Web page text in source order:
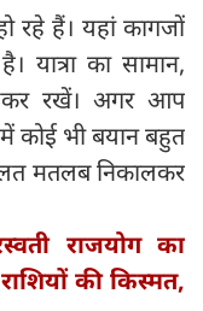
रहे हैं। यहां कागजों
का सामान,
रखें। अगर आप
कोई भी बयान बहुत
मतलब निकालकर
राजयोग का
की किस्मत,